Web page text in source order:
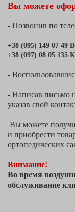
Вы можете
- Позвонив по
+38 (095) 149 07 49
+38 (097) 08 05 135
-
- Написав письмо
указав свой
Вы можете
и приобрести
ортопедических
Внимание!
Во время
обслуживание